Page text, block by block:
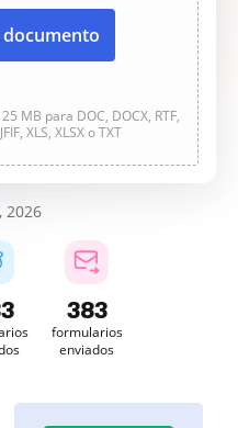
documento
MB para DOC, DOCX, RTF,
XLS, XLSX o TXT
2026
383
formularios
enviados